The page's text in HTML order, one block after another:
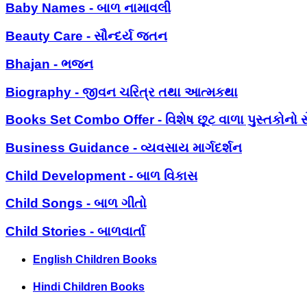
Baby Names - બાળ નામાવલી
Beauty Care - સૌન્દર્ય જતન
Bhajan - ભજન
Biography - જીવન ચરિત્ર તથા આત્મકથા
Books Set Combo Offer - વિશેષ છૂટ વાળા પુસ્તકોનો
Business Guidance - વ્યવસાય માર્ગદર્શન
Child Development - બાળ વિકાસ
Child Songs - બાળ ગીતો
Child Stories - બાળવાર્તા
English Children Books
Hindi Children Books